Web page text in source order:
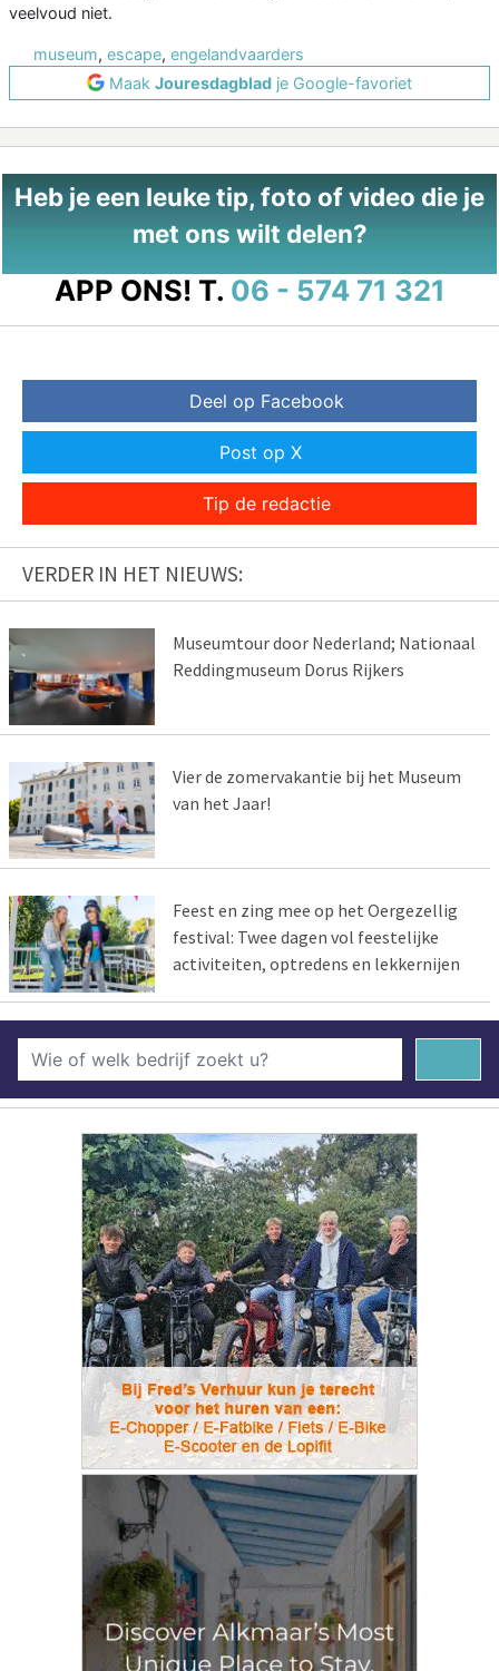
veelvoud niet.
museum, escape, engelandvaarders
Maak Jouresdagblad je Google-favoriet
Heb je een leuke tip, foto of video die je
met ons wilt delen?
APP ONS! T. 06 - 574 71 321
Deel op Facebook
Post op X
Tip de redactie
VERDER IN HET NIEUWS:
Museumtour door Nederland; Nationaal
Reddingmuseum Dorus Rijkers
Vier de zomervakantie bij het Museum
van het Jaar!
Feest en zing mee op het Oergezellig
festival: Twee dagen vol feestelijke
activiteiten, optredens en lekkernijen